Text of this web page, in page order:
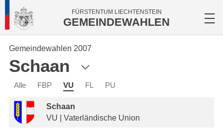
FÜRSTENTUM LIECHTENSTEIN
GEMEINDEWAHLEN
Gemeindewahlen 2007
Schaan
Alle FBP VU FL PU
Schaan
VU | Vaterländische Union